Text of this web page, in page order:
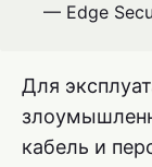
— Edge
Для
кабель и